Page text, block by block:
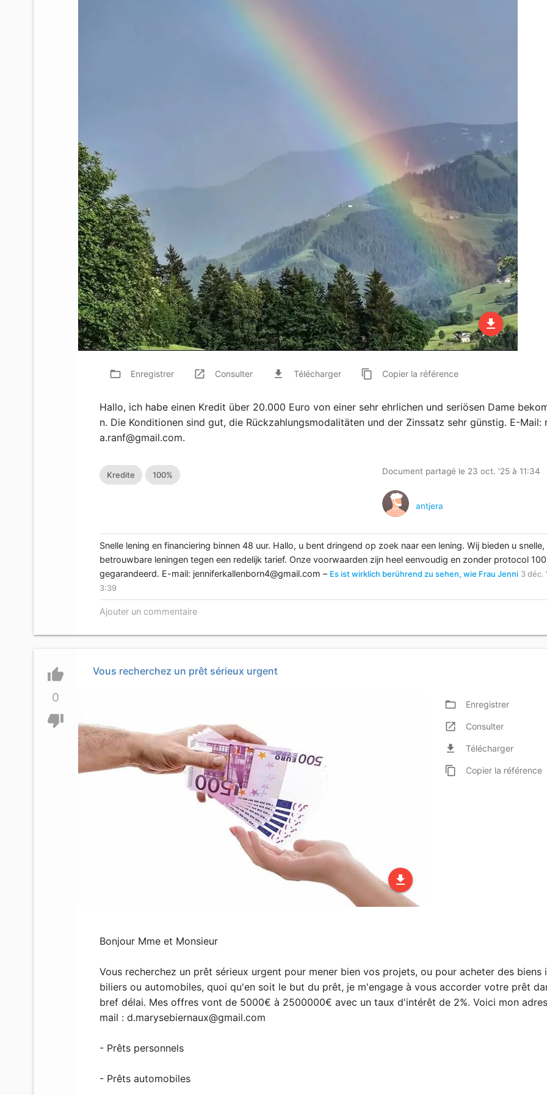
file_download
folder_open Enregistrer launch Consulter file_download Télécharger content_copy Copierla référence
Hallo, ich habe einen Kredit über 20.000 Euro von einer sehr ehrlichen und seriösen Dame
n. Die Konditionen sind gut, die Rückzahlungsmodalitäten und der Zinssatz sehr günstig. E-Mail:
a.ranf@gmail.com.
Kredite 100% Document partagé le 23 oct. '25 à 11:34
antjera
Snelle lening en financiering binnen 48 uur. Hallo, u bent dringend op zoek naar een lening. Wij bieden u snelle,
betrouwbare leningen tegen een redelijk tarief. Onze voorwaarden zijn heel eenvoudig en zonder protocol
gegarandeerd. E-mail: jenniferkallenborn4@gmail.com – Es ist wirklich berührend zu sehen, wie Frau Jenni 3 déc.
3:39
Ajouter un commentaire
thumb_up
0
thumb_down
Vous recherchez un prêt sérieux urgent
file_download
folder_open Enregistrer
launch Consulter
file_download Télécharger
content_copy Copier la référence
Bonjour Mme et Monsieur
Vous recherchez un prêt sérieux urgent pour mener bien vos projets, ou pour acheter des biens
biliers ou automobiles, quoi qu'en soit le but du prêt, je m'engage à vous accorder votre prêt
bref délai. Mes offres vont de 5000€ à 2500000€ avec un taux d'intérêt de 2%. Voici mon
mail : d.marysebiernaux@gmail.com
- Prêts personnels
- Prêts automobiles